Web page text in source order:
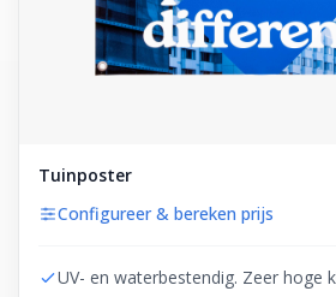
Tuinposter
Configureer & bereken prijs
UV- en waterbestendig. Zeer hoge